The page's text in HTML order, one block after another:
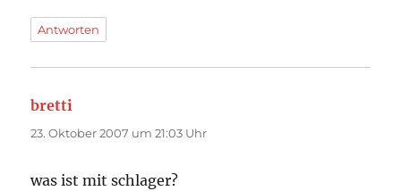
Antworten
bretti
23. Oktober 2007 um 21:03 Uhr
was ist mit schlager?